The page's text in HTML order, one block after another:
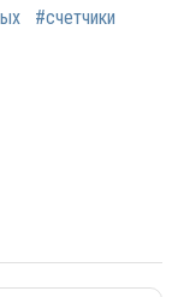
#счетчики